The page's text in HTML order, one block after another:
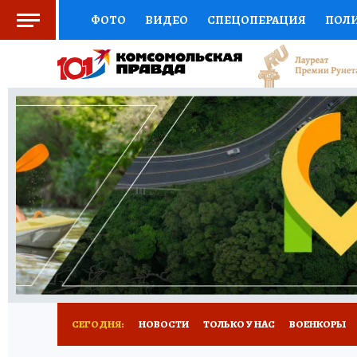
ФОТО ВИДЕО СПЕЦОПЕРАЦИЯ
СОЦПОДДЕРЖКА НАУКА СПОРТ
ВЫБОР ЭКСПЕРТОВ ДОКТОР
КНИЖНАЯ ПОЛКА ПРОГНОЗЫ НА СПОРТ
ПРЕСС-ЦЕНТР НЕДВИЖИМОСТЬ
РАДИО КП РЕКЛАМА ТЕСТЫ НОВОЕ
СЕГОДНЯ: НОВОСТИ ТОЛЬКО У НАС ВОЕНКОРЫ